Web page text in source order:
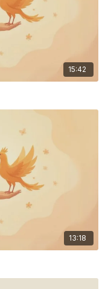
15:42
13:18